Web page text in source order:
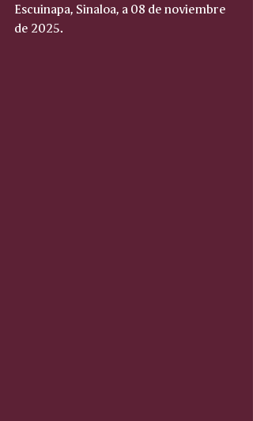
Escuinapa, Sinaloa, a 08 de noviembre
de 2025.